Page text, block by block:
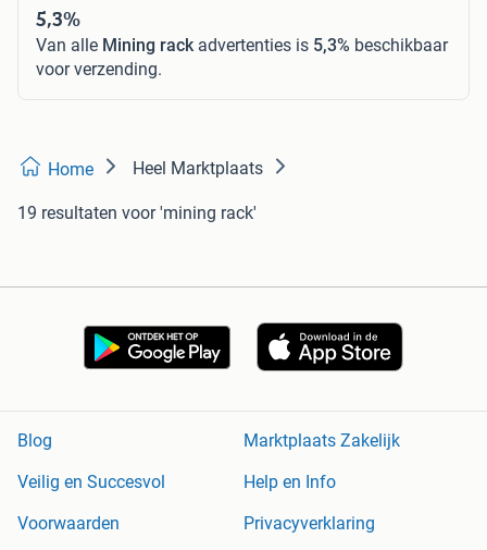
5,3%
Van alle Mining rackadvertenties is 5,3% beschikbaar
voor verzending.
Home Heel Marktplaats
19 resultaten voor 'mining rack'
Blog
Marktplaats Zakelijk
Veilig en Succesvol
Help en Info
Voorwaarden
Privacyverklaring